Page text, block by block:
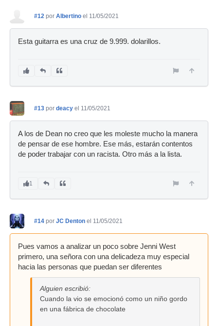
#12 por Albertino el 11/05/2021
Esta guitarra es una cruz de 9.999. dolarillos.
#13 por deacy el 11/05/2021
A los de Dean no creo que les moleste mucho la manera
de pensar de ese hombre. Ese más, estarán contentos
de poder trabajar con un racista. Otro más a la lista.
1
#14 por JC Denton el 11/05/2021
Pues vamos a analizar un poco sobre Jenni West
primero, una señora con una delicadeza muy especial
hacia las personas que puedan ser diferentes
Alguien escribió:
Cuando la vio se emocionó como un niño gordo
en una fábrica de chocolate